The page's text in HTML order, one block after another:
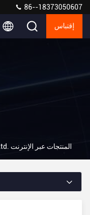
86--18373050607
إقتباس
Guangzhou Xiaodai Trade Co., Ltd. المنتجات عبر الإنترنت